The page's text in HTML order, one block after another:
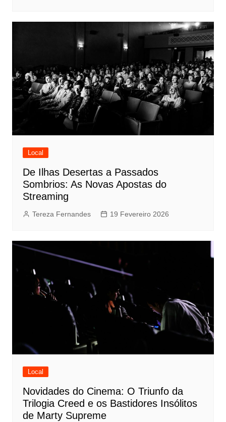
Local
De Ilhas Desertas a Passados
Sombrios: As Novas Apostas do
Streaming
Tereza Fernandes 19 Fevereiro 2026
Local
Novidades do Cinema: O Triunfo da
Trilogia Creed e os Bastidores Insólitos
de Marty Supreme